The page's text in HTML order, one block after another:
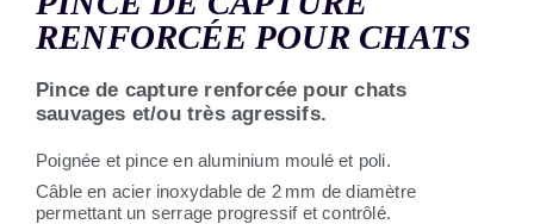
RENFORCÉE POUR CHATS
Pince de capture renforcée pour chats
sauvages et/ou très agressifs.
Poignée et pince en aluminium moulé et poli.
Câble en acier inoxydable de 2 mm de diamètre
permettant un serrage progressif et contrôlé.